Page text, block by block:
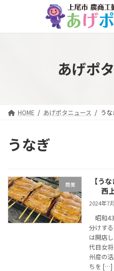
あげポ
HOME あげポタニュース う
うなぎ
商業
【う
西
2024年7
昭和
分けす
は開店
代目女
州産の
ちを […]